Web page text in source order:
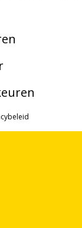
MAAND